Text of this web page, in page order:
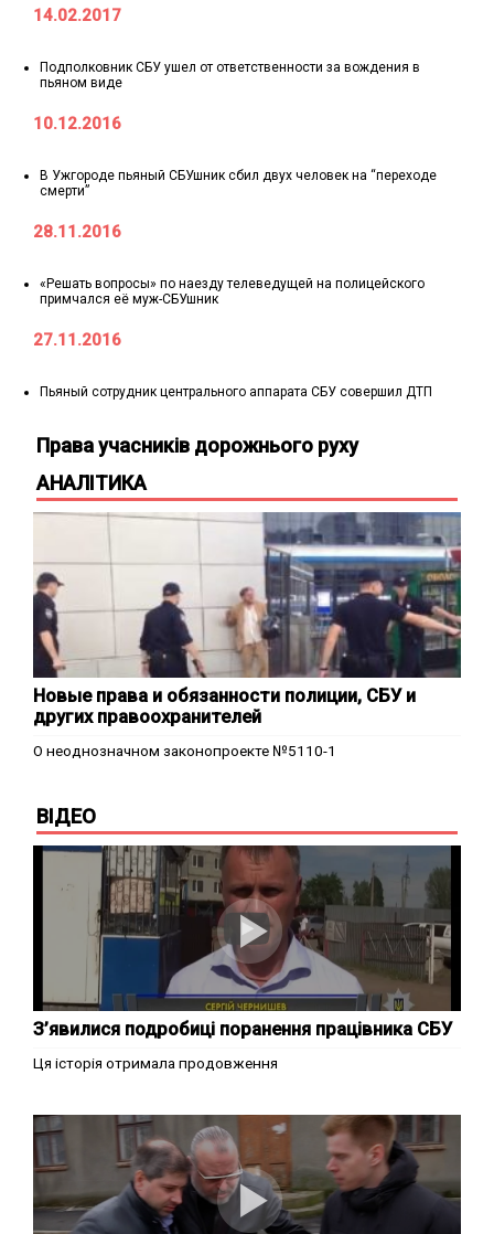
14.02.2017
Подполковник СБУ ушел от ответственности за вождения в
пьяном виде
10.12.2016
В Ужгороде пьяный СБУшник сбил двух человек на “переходе
смерти”
28.11.2016
«Решать вопросы» по наезду телеведущей на полицейского
примчался её муж-СБУшник
27.11.2016
Пьяный сотрудник центрального аппарата СБУ совершил ДТП
Права учасників дорожнього руху
АНАЛІТИКА
Новые права и обязанности полиции, СБУ и
других правоохранителей
О неоднозначном законопроекте №5110-1
ВІДЕО
З’явилися подробиці поранення працівника СБУ
Ця історія отримала продовження